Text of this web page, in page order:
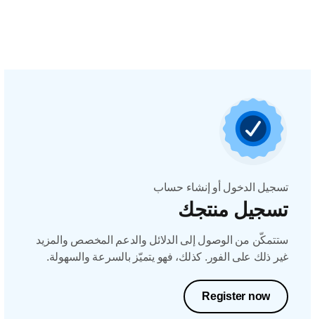
تسجيل الدخول أو إنشاء حساب
تسجيل منتجك
ستتمكّن من الوصول إلى الدلائل والدعم المخصص والمزيد
غير ذلك على الفور. كذلك، فهو يتميّز بالسرعة والسهولة.
Register now